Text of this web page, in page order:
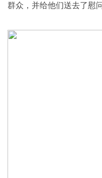
群众，并给他们送去了慰问